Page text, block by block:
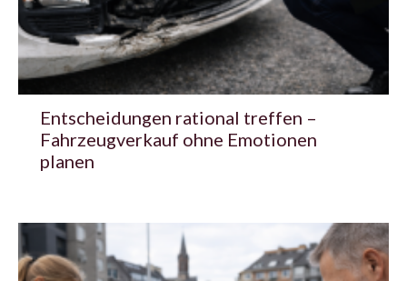
Entscheidungen rational treffen –
Fahrzeugverkauf ohne Emotionen
planen